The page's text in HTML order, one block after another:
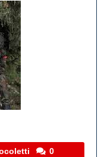
stefanocoletti
0